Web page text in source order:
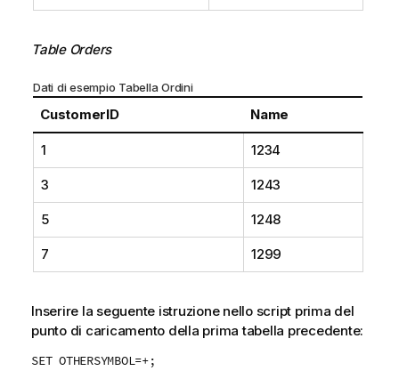
Table Orders
Dati di esempio Tabella Ordini
CustomerID Name
1 1234
3 1243
5 1248
7 1299
Inserire la seguente istruzione nello script prima del
punto di caricamento della prima tabella precedente:
SET OTHERSYMBOL=+;